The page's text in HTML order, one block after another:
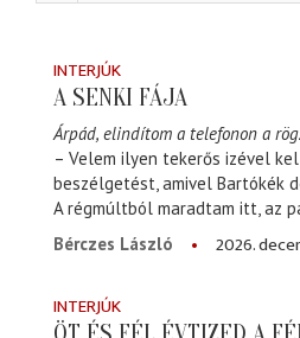
INTERJÚK
A SENKI FÁJA
Árpád, elindítom a telefonon a
– Velem ilyen tekerős izével
beszélgetést, amivel Bartókék
A régmúltból maradtam itt, az
Bérczes László
2026.
INTERJÚK